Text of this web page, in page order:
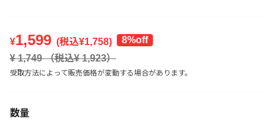
¥1,599 (税込¥1,758)
8%off
¥ 1,749（税込¥1,923）
受取方法によって販売価格が変動する場合があります。
数量